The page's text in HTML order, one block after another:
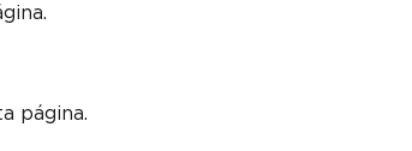
página.